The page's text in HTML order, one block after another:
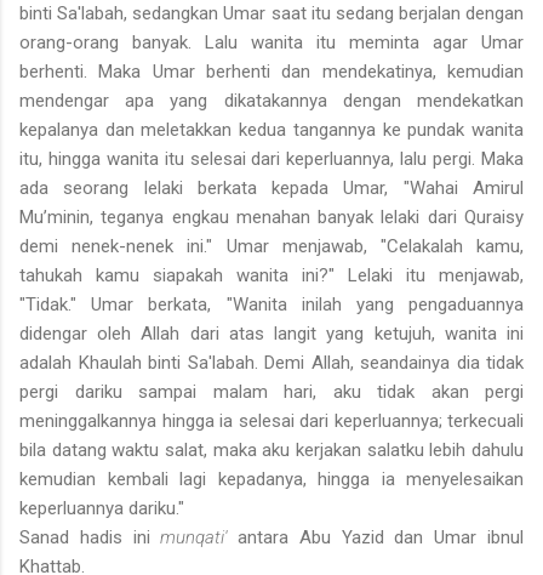
binti Sa'labah, sedangkan Umar saat itu sedang berjalan dengan
orang-orang banyak. Lalu wanita itu meminta agar Umar
berhenti. Maka Umar berhenti dan mendekatinya, kemudian
mendengar apa yang dikatakannya dengan mendekatkan
kepalanya dan meletakkan kedua tangannya ke pundak wanita
itu, hingga wanita itu selesai dari keperluannya, lalu pergi. Maka
ada seorang lelaki berkata kepada Umar, "Wahai Amirul
Mu’minin, teganya engkau menahan banyak lelaki dari Quraisy
demi nenek-nenek ini." Umar menjawab, "Celakalah kamu,
tahukah kamu siapakah wanita ini?" Lelaki itu menjawab,
"Tidak." Umar berkata, "Wanita inilah yang pengaduannya
didengar oleh Allah dari atas langit yang ketujuh, wanita ini
adalah Khaulah binti Sa'labah. Demi Allah, seandainya dia tidak
pergi dariku sampai malam hari, aku tidak akan pergi
meninggalkannya hingga ia selesai dari keperluannya; terkecuali
bila datang waktu salat, maka aku kerjakan salatku lebih dahulu
kemudian kembali lagi kepadanya, hingga ia menyelesaikan
keperluannya dariku."
Sanad hadis inimunqati'antara Abu Yazid dan Umar ibnul
Khattab.